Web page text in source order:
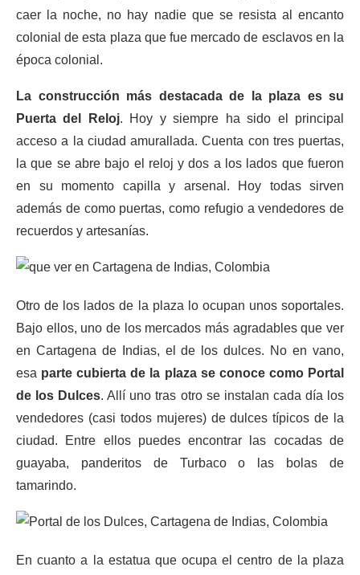
caer la noche, no hay nadie que se resista al encanto
colonial de esta plaza que fue mercado de esclavos en la
época colonial.
La construcción más destacada de la plaza es su
Puerta del Reloj. Hoy y siempre ha sido el principal
acceso a la ciudad amurallada. Cuenta con tres puertas,
la que se abre bajo el reloj y dos a los lados que fueron
en su momento capilla y arsenal. Hoy todas sirven
además de como puertas, como refugio a vendedores de
recuerdos y artesanías.
Otro de los lados de la plaza lo ocupan unos soportales.
Bajo ellos, uno de los mercados más agradables que ver
en Cartagena de Indias, el de los dulces. No en vano,
esa parte cubierta de la plaza se conoce como Portal
de los Dulces. Allí uno tras otro se instalan cada día los
vendedores (casi todos mujeres) de dulces típicos de la
ciudad. Entre ellos puedes encontrar las cocadas de
guayaba, panderitos de Turbaco o las bolas de
tamarindo.
En cuanto a la estatua que ocupa el centro de la plaza